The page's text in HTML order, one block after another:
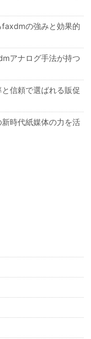
の強みと効果的
アナログ手法が持つ
信頼で選ばれる販促
時代紙媒体の力を活